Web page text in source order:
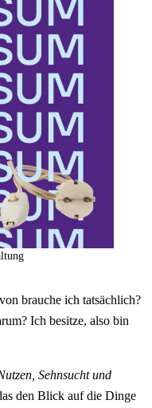
brauche ich tatsächlich?
Ich besitze, also bin
Sehnsucht und
den Blick auf die Dinge